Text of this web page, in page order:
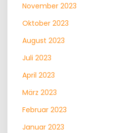
November 2023
Oktober 2023
August 2023
Juli 2023
April 2023
März 2023
Februar 2023
Januar 2023